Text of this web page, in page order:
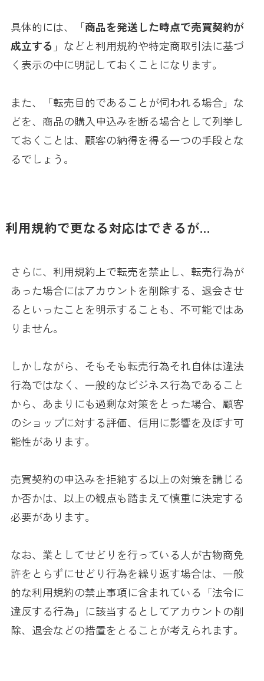
具体的には、「商品を発送した時点で売買契約が
成立する 」などと利用規約や特定商取引法に基づ
く表示の中に明記しておくことになります。
また、「転売目的であることが伺われる場合」な
どを、商品の購入申込みを断る場合として列挙し
ておくことは、顧客の納得を得る一つの手段とな
るでしょう。
利用規約で更なる対応はできるが…
さらに、利用規約上で転売を禁止し、転売行為が
あった場合にはアカウントを削除する、退会させ
るといったことを明示することも、不可能ではあ
りません。
しかしながら、そもそも転売行為それ自体は違法
行為ではなく、一般的なビジネス行為であること
から、あまりにも過剰な対策をとった場合、顧客
のショップに対する評価、信用に影響を及ぼす可
能性があります。
売買契約の申込みを拒絶する以上の対策を講じる
か否かは、以上の観点も踏まえて慎重に決定する
必要があります。
なお、業としてせどりを行っている人が古物商免
許をとらずにせどり行為を繰り返す場合は、一般
的な利用規約の禁止事項に含まれている「法令に
違反する行為」に該当するとしてアカウントの削
除、退会などの措置をとることが考えられます。